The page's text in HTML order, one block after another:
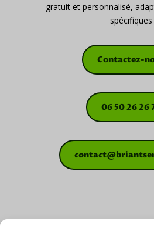
gratuit et personnalisé,
spécifiques
Contactez-
06 50 26 26